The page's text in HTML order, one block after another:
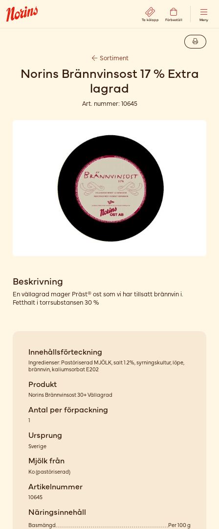
Ta kölapp Förbeställ Meny
Sortiment
Norins Brännvinsost 17 % Extra
lagrad
Art. nummer: 10645
Beskrivning
En vällagrad mager Präst® ost som vi har tillsatt brännvin i.
Fetthalt i torrsubstansen 30 %
Innehållsförteckning
Ingredienser: Pastöriserad MJÖLK, salt 1.2%, syrningskultur, löpe,
brännvin, kaliumsorbat E202
Produkt
Norins Brännvinsost 30+ Vällagrad
Antal per förpackning
1
Ursprung
Sverige
Mjölk från
Ko(pastöriserad)
Artikelnummer
10645
Näringsinnehåll
Basmängd
Per 100 g